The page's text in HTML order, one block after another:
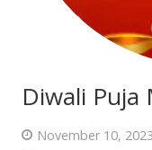
Diwali
November 10, 2023